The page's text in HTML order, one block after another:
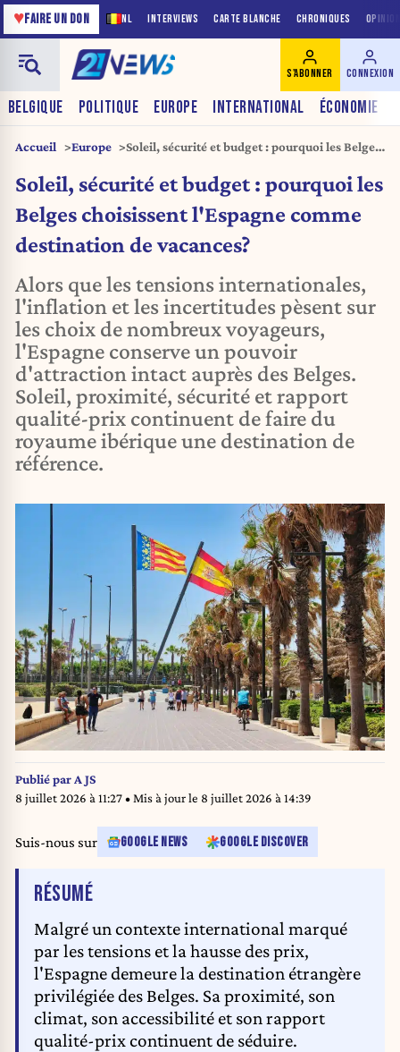
NL INTERVIEWS CARTE BLANCHE CHRONIQUES
♥FAIRE UN DON
BELGIQUE POLITIQUE EUROPE INTERNATIONAL ÉCONOMIE
S'ABONNER CONNEXION
Accueil Europe
Soleil, sécurité et budget : pourquoi les Belges
vacances?
Soleil, sécurité et budget : pourquoi les
Belges choisissent l'Espagne comme
destination de vacances?
Alors que les tensions internationales,
l'inflation et les incertitudes pèsent sur
les choix de nombreux voyageurs,
l'Espagne conserve un pouvoir
d'attraction intact auprès des Belges.
Soleil, proximité, sécurité et rapport
qualité-prix continuent de faire du
royaume ibérique une destination de
référence.
Publié parA JS
8 juillet 2026 à 11:27• Mis à jour le 8 juillet 2026 à 14:39
Suis-nous sur GOOGLE NEWS GOOGLE DISCOVER
RÉSUMÉDE L'ARTICLE
Malgré un contexte international marqué
par les tensions et la hausse des prix,
l'Espagne demeure la destination étrangère
privilégiée des Belges. Sa proximité, son
climat, son accessibilité et son rapport
qualité-prix continuent de séduire.